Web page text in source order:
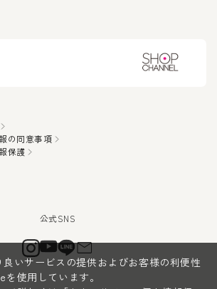
の同意事項
保護
いサービスの提供およびお客様の利便性
使用しています。